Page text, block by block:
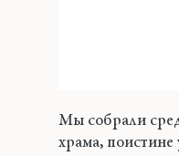
Мы собрали
храма,